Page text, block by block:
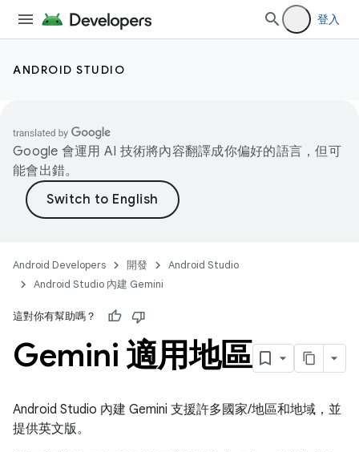
登入
ANDROID STUDIO
Google 會運用 AI 技術將內容翻譯成你偏好的語言，但可
能會出錯。
Android Developers 開發
Android Studio
Android Studio 內建 Gemini
這對你有幫助嗎？
Gemini 適用地區
Android Studio 內建 Gemini 支援許多國家/地區和地域，並
提供英文版。